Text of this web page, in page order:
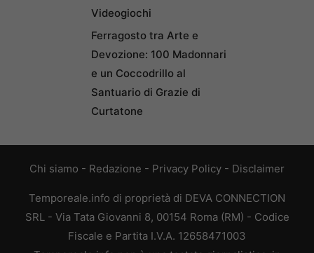
Videogiochi
Ferragosto tra Arte e
Devozione: 100 Madonnari
e un Coccodrillo al
Santuario di Grazie di
Curtatone
Chi siamo - Redazione - Privacy Policy - Disclaimer
Temporeale.info di proprietà di DEVA CONNECTION
SRL - Via Tata Giovanni 8, 00154 Roma (RM) - Codice
Fiscale e Partita I.V.A. 12658471003